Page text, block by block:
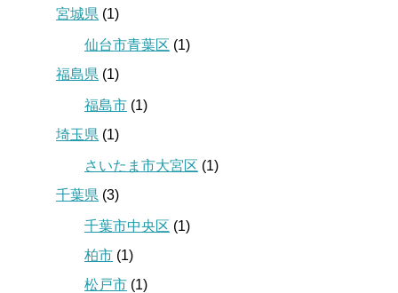
宮城県 (1)
仙台市青葉区 (1)
福島県 (1)
福島市 (1)
埼玉県 (1)
さいたま市大宮区 (1)
千葉県 (3)
千葉市中央区 (1)
柏市 (1)
松戸市 (1)